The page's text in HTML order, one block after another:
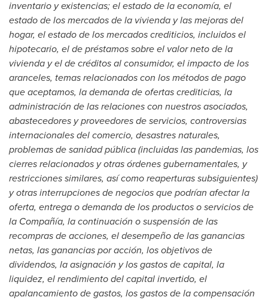
inventario y existencias; el estado de la economía, el
estado de los mercados de la vivienda y las mejoras del
hogar, el estado de los mercados crediticios, incluidos el
hipotecario, el de préstamos sobre el valor neto de la
vivienda y el de créditos al consumidor, el impacto de los
aranceles, temas relacionados con los métodos de pago
que aceptamos, la demanda de ofertas crediticias, la
administración de las relaciones con nuestros asociados,
abastecedores y proveedores de servicios, controversias
internacionales del comercio, desastres naturales,
problemas de sanidad pública (incluidas las pandemias, los
cierres relacionados y otras órdenes gubernamentales, y
restricciones similares, así como reaperturas subsiguientes)
y otras interrupciones de negocios que podrían afectar la
oferta, entrega o demanda de los productos o servicios de
la Compañía, la continuación o suspensión de las
recompras de acciones, el desempeño de las ganancias
netas, las ganancias por acción, los objetivos de
dividendos, la asignación y los gastos de capital, la
liquidez, el rendimiento del capital invertido, el
apalancamiento de gastos, los gastos de la compensación